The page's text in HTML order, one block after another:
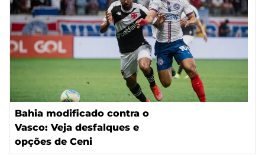
Bahia modificado contra o
Vasco: Veja desfalques e
opções de Ceni